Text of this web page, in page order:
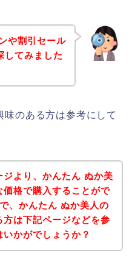
や割引セール
してみました
のある方は参考にして
ジより、かんたん ぬか美
価格で購入することがで
、かんたん ぬか美人の
は下記ページなどを参
かがでしょうか？